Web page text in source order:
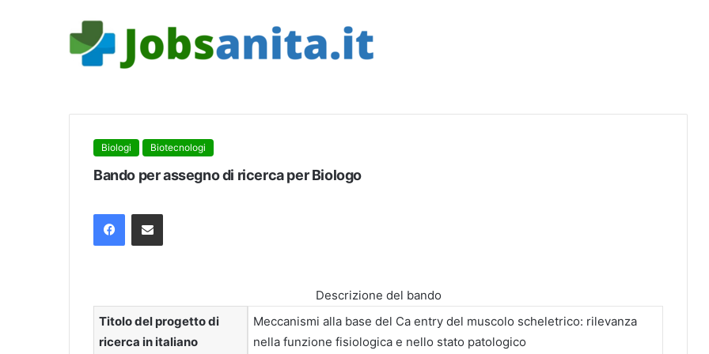
Biologi Biotecnologi
Bando per assegno di ricerca per Biologo
FacebookCondividi via mail
Descrizione del bando
Titolo del progetto di
ricerca in italiano
Meccanismi alla base del Ca entry del muscolo scheletrico: rilevanza
nella funzione fisiologica e nello stato patologico